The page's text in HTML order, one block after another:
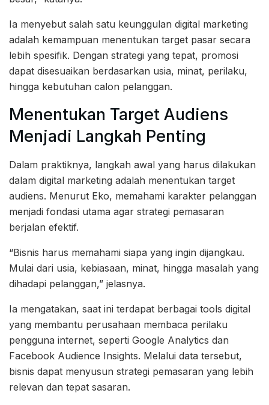
Ia menyebut salah satu keunggulan digital marketing
adalah kemampuan menentukan target pasar secara
lebih spesifik. Dengan strategi yang tepat, promosi
dapat disesuaikan berdasarkan usia, minat, perilaku,
hingga kebutuhan calon pelanggan.
Menentukan Target Audiens
Menjadi Langkah Penting
Dalam praktiknya, langkah awal yang harus dilakukan
dalam digital marketing adalah menentukan target
audiens. Menurut Eko, memahami karakter pelanggan
menjadi fondasi utama agar strategi pemasaran
berjalan efektif.
“Bisnis harus memahami siapa yang ingin dijangkau.
Mulai dari usia, kebiasaan, minat, hingga masalah yang
dihadapi pelanggan,” jelasnya.
Ia mengatakan, saat ini terdapat berbagai tools digital
yang membantu perusahaan membaca perilaku
pengguna internet, seperti Google Analytics dan
Facebook Audience Insights. Melalui data tersebut,
bisnis dapat menyusun strategi pemasaran yang lebih
relevan dan tepat sasaran.